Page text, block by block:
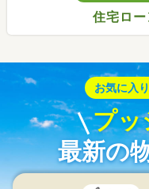
住宅ロー
お気に入
プッ
最新の